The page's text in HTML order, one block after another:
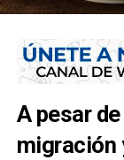
A pesar
migración